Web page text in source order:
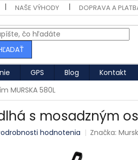
NAŠE VÝHODY DOPRAVA A
GPS Blog
Kontakt
MURSKA 580L
s mosadzným
produktu je 0,0 z 5 hviezdičiek.
hodnotenia Značka: